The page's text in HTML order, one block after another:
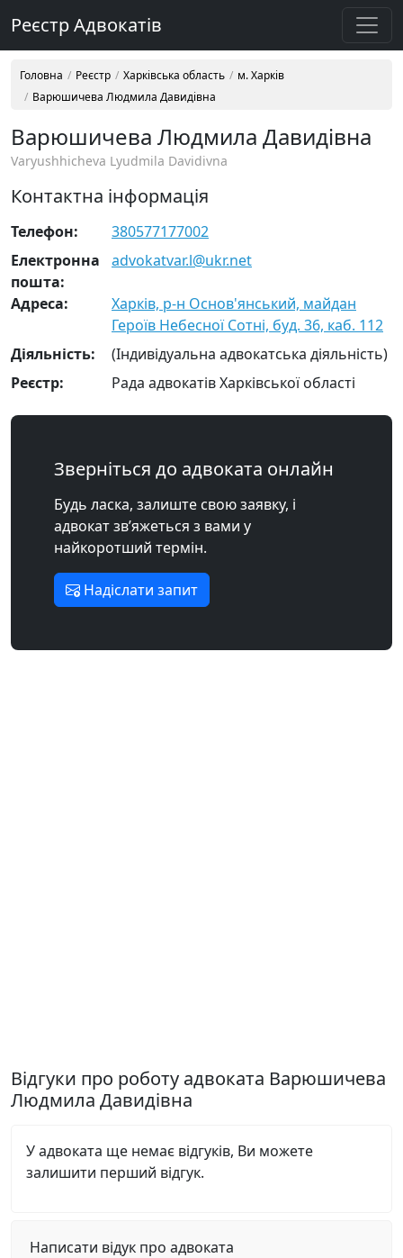
Реєстр Адвокатів
Головна Реєстр Харківська область
м. Харків
Варюшичева Людмила Давидівна
Варюшичева Людмила Давидівна
Varyushhicheva Lyudmila Davidivna
Контактна інформація
Телефон:
380577177002
Електронна
пошта:
advokatvar.l@ukr.net
Адреса:
Харків, р-н Основ'янський, майдан
Героїв Небесної Сотні, буд. 36, каб. 112
Діяльність:
(Індивідуальна адвокатська діяльність)
Реєстр:
Рада адвокатів Харківської області
Зверніться до адвоката онлайн
Будь ласка, залиште свою заявку, і
адвокат зв’яжеться з вами у
найкоротший термін.
Надіслати запит
Відгуки про роботу адвоката Варюшичева
Людмила Давидівна
У адвоката ще немає відгуків, Ви можете
залишити перший відгук.
Написати відук про адвоката